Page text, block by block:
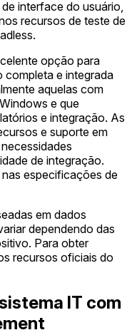
interface do usuário,
recursos de teste de
opção para
completa e integrada
aquelas com
e que
e integração. As
e suporte em
de integração.
especificações de
em dados
dependendo das
Para obter
recursos oficiais do
IT com